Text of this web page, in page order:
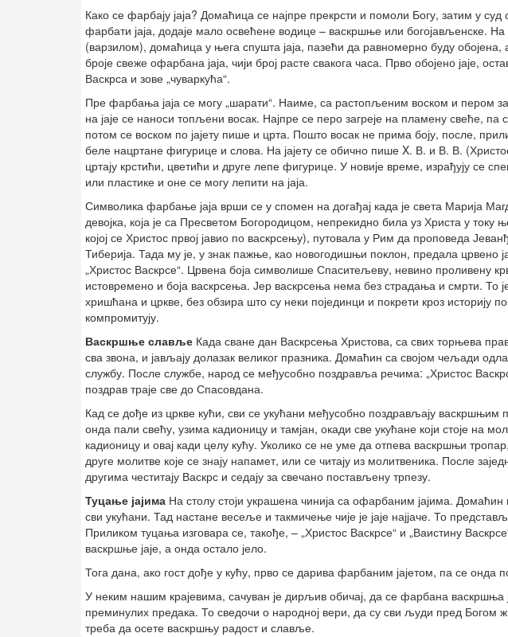
Како се фарбају јаја? Домаћица се најпре прекрсти и помоли Богу, затим у
фарбати јаја, додаје мало освећене водице – васкршње или богојављенске.
(варзилом), домаћица у њега спушта јаја, пазећи да равномерно буду обојена,
броје свеже офарбана јаја, чији број расте свакога часа. Прво обојено јаје,
Васкрса и зове „чуваркућа“.
Пре фарбања јаја се могу „шарати“. Наиме, са растопљеним воском и пером
на јаје се наноси топљени восак. Најпре се перо загреје на пламену свеће, па
потом се воском по јајету пише и црта. Пошто восак не прима боју, после,
беле нацртане фигурице и слова. На јајету се обично пише X. В. и В. В.
цртају крстићи, цветићи и друге лепе фигурице. У новије време, израђују се
или пластике и оне се могу лепити на јаја.
Символика фарбање јаја врши се у спомен на догађај када је света Марија
девојка, која је са Пресветом Богородицом, непрекидно била уз Христа у току
којој се Христос првој јавио по васкрсењу), путовала у Рим да проповеда
Тиберија. Тада му је, у знак пажње, као новогодишњи поклон, предала црвено
„Христос Васкрсе“. Црвена боја символише Спаситељеву, невино проливену
истовремено и боја васкрсења. Јер васкрсења нема без страдања и смрти. То
хришћана и цркве, без обзира што су неки појединци и покрети кроз историју
компромитују.
Васкршње славље Када сване дан Васкрсења Христова, са свих торњева
сва звона, и јављају долазак великог празника. Домаћин са својом чељади
службу. После службе, народ се међусобно поздравља речима: „Христос
поздрав траје све до Спасовдана.
Кад се дође из цркве кући, сви се укућани међусобно поздрављају
онда пали свећу, узима кадионицу и тамјан, окади све укућане који стоје на
кадионицу и овај кади целу кућу. Уколико се не уме да отпева васкршњи
друге молитве које се знају напамет, или се читају из молитвеника. После
другима честитају Васкрс и седају за свечано постављену трпезу.
Туцање јајима На столу стоји украшена чинија са офарбаним јајима. Домаћин
сви укућани. Тад настане весеље и такмичење чије је јаје најјаче. То
Приликом туцања изговара се, такође, – „Христос Васкрсе“ и „Ваистину
васкршње јаје, а онда остало јело.
Тога дана, ако гост дође у кућу, прво се дарива фарбаним јајетом, па се онда
У неким нашим крајевима, сачуван је дирљив обичај, да се фарбана васкршња
преминулих предака. То сведочи о народној вери, да су сви људи пред Богом
треба да осете васкршњу радост и славље.